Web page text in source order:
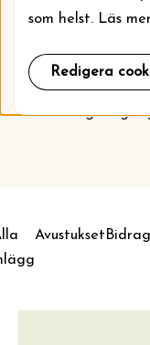
som helst. Läs
Redigera
och vilka bidrag
för projekt och
gäller.
Avustukset